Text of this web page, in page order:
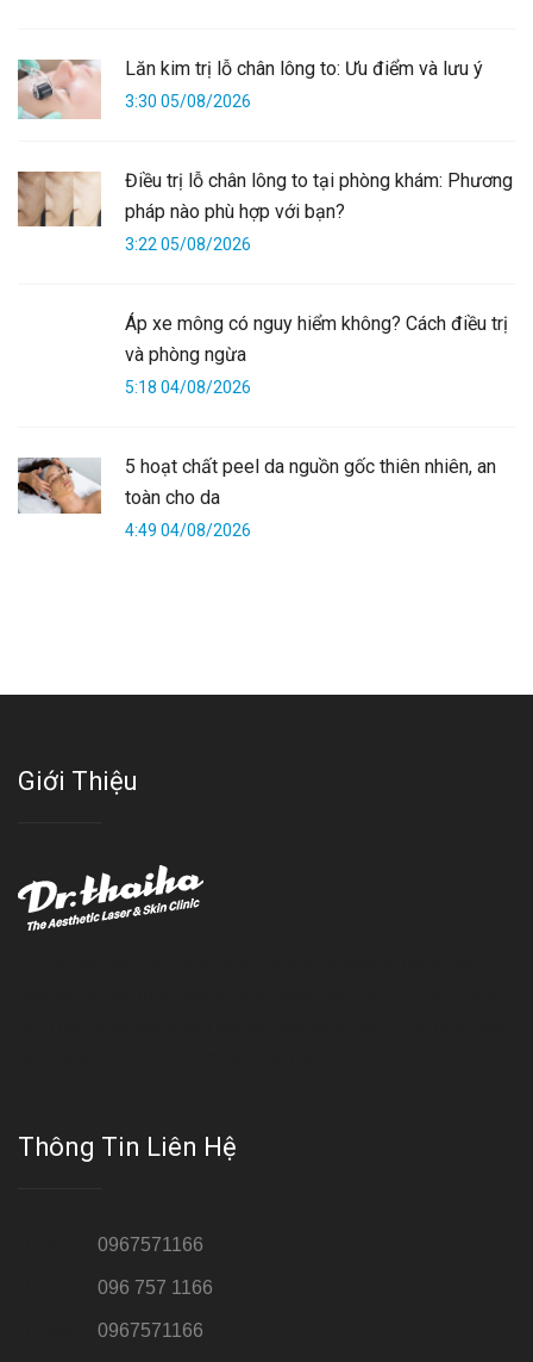
Lăn kim trị lỗ chân lông to: Ưu điểm và lưu ý
3:30 05/08/2026
Điều trị lỗ chân lông to tại phòng khám: Phương
pháp nào phù hợp với bạn?
3:22 05/08/2026
Áp xe mông có nguy hiểm không? Cách điều trị
và phòng ngừa
5:18 04/08/2026
5 hoạt chất peel da nguồn gốc thiên nhiên, an
toàn cho da
4:49 04/08/2026
Giới Thiệu
Thông Tin Liên Hệ
0967571166
096 757 1166
0967571166